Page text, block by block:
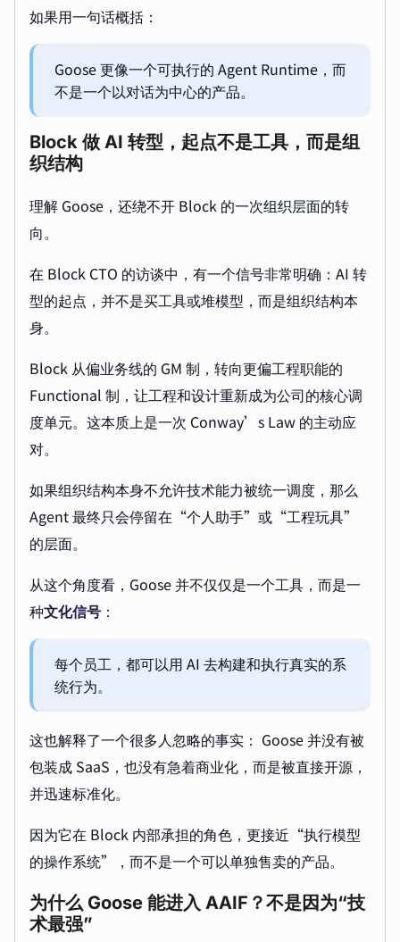
如果用一句话概括：
Goose 更像一个可执行的 Agent Runtime，而
不是一个以对话为中心的产品。
Block 做 AI 转型，起点不是工具，而是组
织结构
理解 Goose，还绕不开 Block 的一次组织层面的转
向。
在 Block CTO 的访谈中，有一个信号非常明确：AI 转
型的起点，并不是买工具或堆模型，而是组织结构本
身。
Block 从偏业务线的 GM 制，转向更偏工程职能的
Functional 制，让工程和设计重新成为公司的核心调
度单元。这本质上是一次 Conway’s Law 的主动应
对。
如果组织结构本身不允许技术能力被统一调度，那么
Agent 最终只会停留在“个人助手”或“工程玩具”
的层面。
从这个角度看，Goose 并不仅仅是一个工具，而是一
种文化信号 ：
每个员工，都可以用 AI 去构建和执行真实的系
统行为。
这也解释了一个很多人忽略的事实： Goose 并没有被
包装成 SaaS，也没有急着商业化，而是被直接开源，
并迅速标准化。
因为它在 Block 内部承担的角色，更接近“执行模型
的操作系统”，而不是一个可以单独售卖的产品。
为什么 Goose 能进入 AAIF？不是因为“技
术最强”